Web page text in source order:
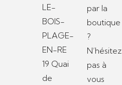
LE-
BOIS-
PLAGE-
EN-RE
19 Quai
de
par la
boutique
?
N’hésitez
pas à
vous